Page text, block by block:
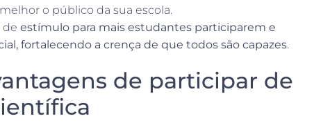
o público da sua escola.
de estímulo para mais estudantes participarem e
fortalecendo a crença de que todos são capazes.
de participar de